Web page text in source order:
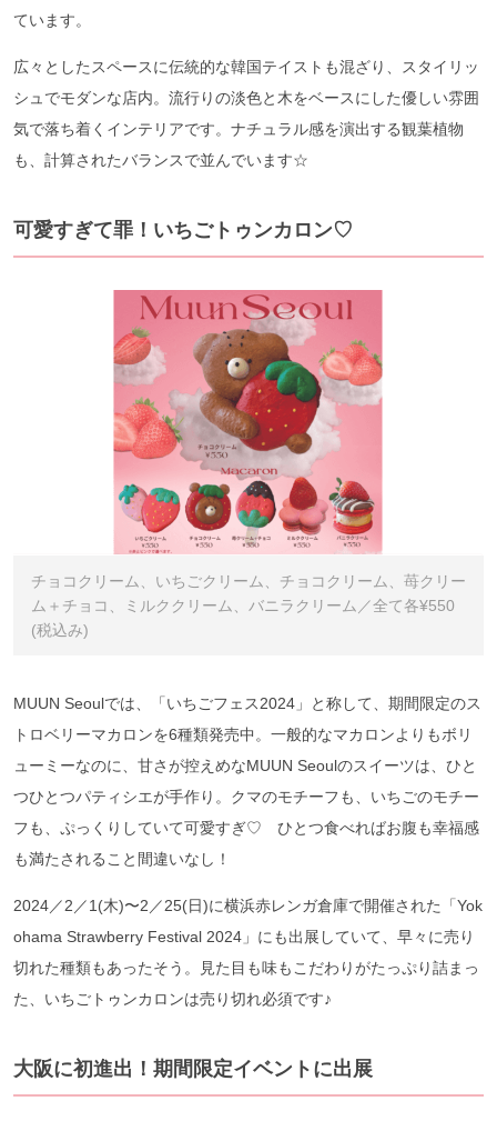
ています。
広々としたスペースに伝統的な韓国テイストも混ざり、スタイリッ
シュでモダンな店内。流行りの淡色と木をベースにした優しい雰囲
気で落ち着くインテリアです。ナチュラル感を演出する観葉植物
も、計算されたバランスで並んでいます☆
可愛すぎて罪！いちごトゥンカロン♡
チョコクリーム、いちごクリーム、チョコクリーム、苺クリー
ム＋チョコ、ミルククリーム、バニラクリーム／全て各¥550
(税込み)
MUUN Seoulでは、「いちごフェス2024」と称して、期間限定のス
トロベリーマカロンを6種類発売中。一般的なマカロンよりもボリ
ューミーなのに、甘さが控えめなMUUN Seoulのスイーツは、ひと
つひとつパティシエが手作り。クマのモチーフも、いちごのモチー
フも、ぷっくりしていて可愛すぎ♡ ひとつ食べればお腹も幸福感
も満たされること間違いなし！
2024／2／1(木)〜2／25(日)に横浜赤レンガ倉庫で開催された「Yok
ohama Strawberry Festival 2024」にも出展していて、早々に売り
切れた種類もあったそう。見た目も味もこだわりがたっぷり詰まっ
た、いちごトゥンカロンは売り切れ必須です♪
大阪に初進出！期間限定イベントに出展